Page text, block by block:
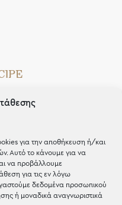
για την αποθήκευση ή/και
Αυτό το κάνουμε για να
να προβάλλουμε
για τις εν λόγω
δεδομένα προσωπικού
ή μοναδικά αναγνωριστικά